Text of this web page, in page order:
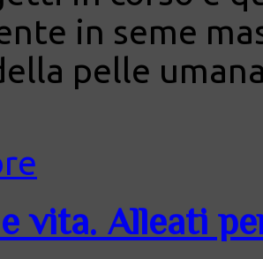
in seme
pelle
vita. Alleati